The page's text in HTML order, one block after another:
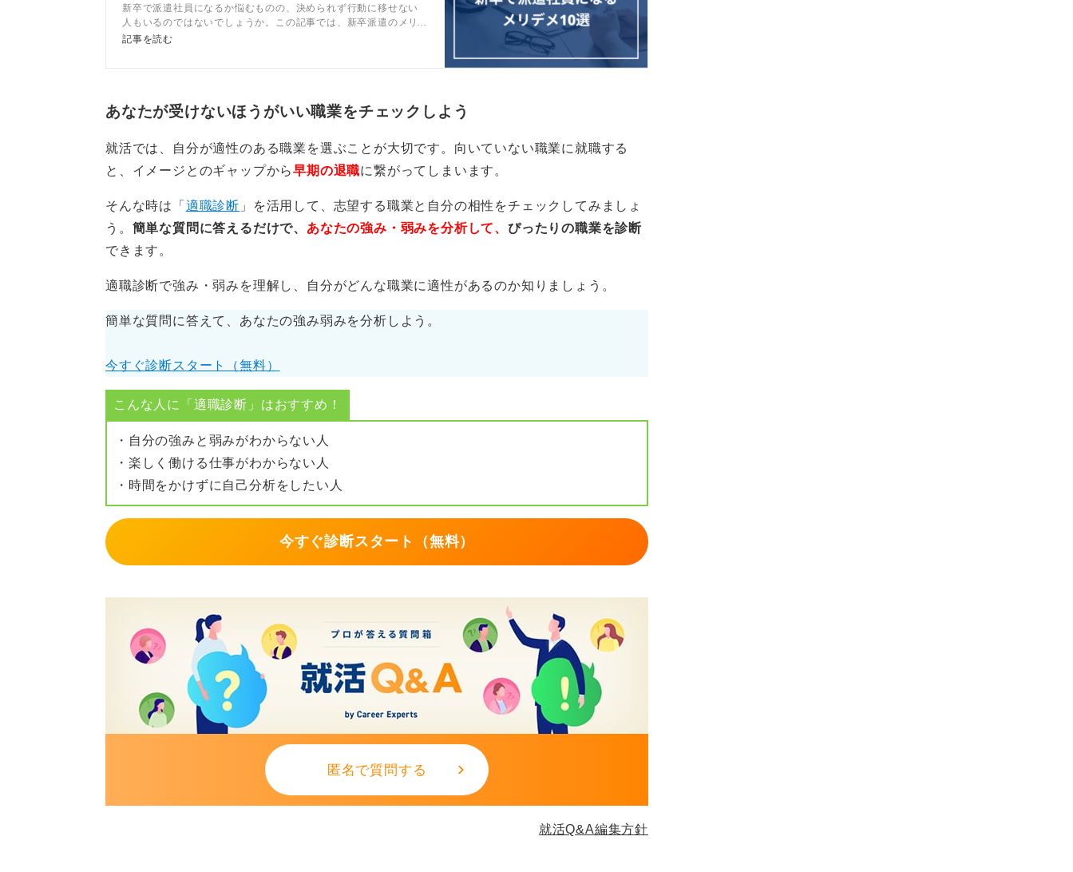
派遣先が変わるたびに新しい環境に適応する必要もあります。
「正社員よりもリスキー」と一概にはいえませんが、どのような経験を積み、将
特に新卒というタイミングは、未経験からさまざまな可能性に挑戦できる貴重な
この選択が自身の長期的なキャリアにとって本当に良いのかどうか、メリットと
新卒で派遣社員になるか悩むものの、決められず行動に移せない
人もいるのではないでしょうか。この記事では、新卒派遣のメリ
ット・デメリットや向いている人をキャリアコンサルタントと解
記事を読む
あなたが受けないほうがいい職業をチェックしよう
就活では、自分が適性のある職業を選ぶことが大切です。向いていない職業に就職する
と、イメージとのギャップから早期の退職に繋がってしまいます。
そんな時は「 適職診断 」を活用して、志望する職業と自分の相性をチェックしてみましょ
う。 簡単な質問に答えるだけで、 あなたの強み・弱みを分析して、 ぴったりの職業を診断
できます。
適職診断で強み・弱みを理解し、自分がどんな職業に適性があるのか知りましょう。
簡単な質問に答えて、あなたの強み弱みを分析しよう。
今すぐ診断スタート（無料）
こんな人に「適職診断」はおすすめ！
・自分の強みと弱みがわからない人
・楽しく働ける仕事がわからない人
・時間をかけずに自己分析をしたい人
今すぐ診断スタート（無料）
匿名で質問する
就活Q&A編集方針